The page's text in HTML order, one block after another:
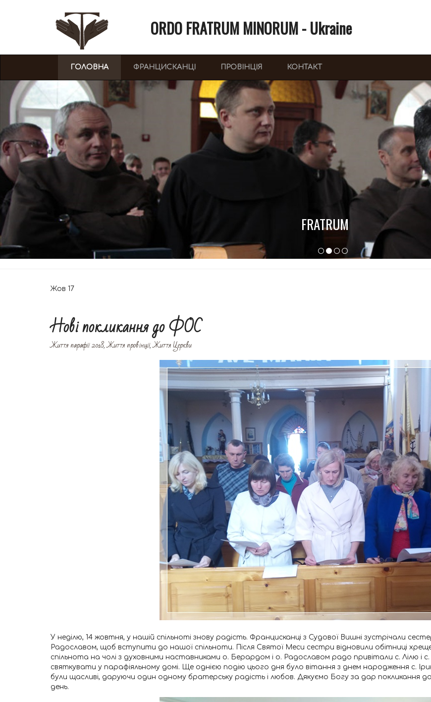
ORDO FRATRUM MINORUM - Ukraine
ГОЛОВНА(CURRENT)ФРАНЦИСКАНЦІ ПРОВІНЦІЯ КОНТАКТ
Жов 17
Нові покликання до ФОС
Життя парафії 2018,Життя провінції,Життя Церкви
У неділю, 14 жовтня, у нашій спільноті знову радість. Францисканці з Судової Вишні зустрічали
Радославом, щоб вступити до нашої спільноти. Після Святої Меси сестри відновили обітниці
спільнота на чолі з духовними наставниками о. Берардом і о. Радославом радо привітали с. Лілю і
святкувати у парафіяльному домі. Ще однією подію цього дня було вітання з днем народження с.
були щасливі, даруючи один одному братерську радість і любов. Дякуємо Богу за дар покликання
день.